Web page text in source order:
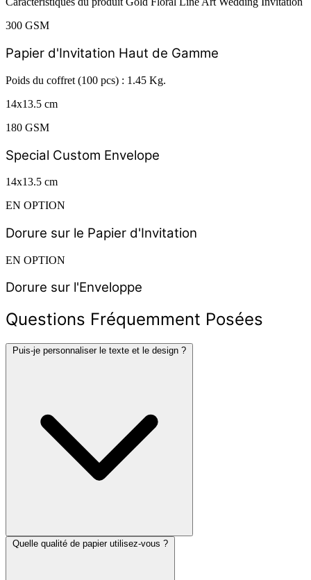
300 GSM
Papier d'Invitation Haut de Gamme
Poids du coffret (100 pcs) : 1.45 Kg.
14x13.5 cm
180 GSM
Special Custom Envelope
14x13.5 cm
EN OPTION
Dorure sur le Papier d'Invitation
EN OPTION
Dorure sur l'Enveloppe
Questions Fréquemment Posées
Puis-je personnaliser le texte et le design ?
Quelle qualité de papier utilisez-vous ?